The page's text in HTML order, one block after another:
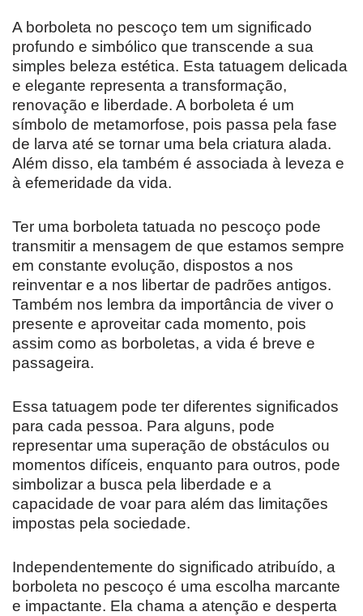
A borboleta no pescoço tem um significado
profundo e simbólico que transcende a sua
simples beleza estética. Esta tatuagem delicada
e elegante representa a transformação,
renovação e liberdade. A borboleta é um
símbolo de metamorfose, pois passa pela fase
de larva até se tornar uma bela criatura alada.
Além disso, ela também é associada à leveza e
à efemeridade da vida.
Ter uma borboleta tatuada no pescoço pode
transmitir a mensagem de que estamos sempre
em constante evolução, dispostos a nos
reinventar e a nos libertar de padrões antigos.
Também nos lembra da importância de viver o
presente e aproveitar cada momento, pois
assim como as borboletas, a vida é breve e
passageira.
Essa tatuagem pode ter diferentes significados
para cada pessoa. Para alguns, pode
representar uma superação de obstáculos ou
momentos difíceis, enquanto para outros, pode
simbolizar a busca pela liberdade e a
capacidade de voar para além das limitações
impostas pela sociedade.
Independentemente do significado atribuído, a
borboleta no pescoço é uma escolha marcante
e impactante. Ela chama a atenção e desperta